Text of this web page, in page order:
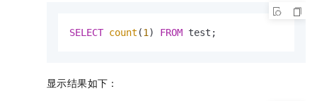
SELECT count (1) FROM test;
显示结果如下：